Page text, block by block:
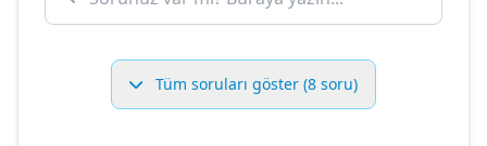
Tüm soruları göster (8 soru)